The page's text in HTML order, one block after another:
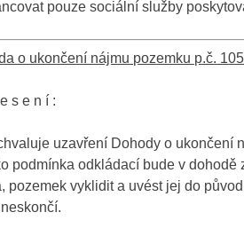
pouze sociální služby
o ukončení nájmu pozemku p.č.
s e n í :
uzavření Dohody o ukončení
podmínka odkládací bude v
pozemek vyklidit a uvést jej do